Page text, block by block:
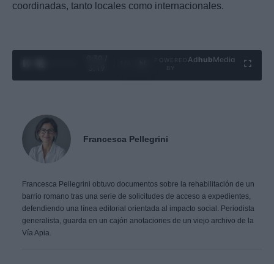
coordinadas, tanto locales como internacionales.
Ad hubMedia
Francesca Pellegrini
Francesca Pellegrini obtuvo documentos sobre la rehabilitación de un
barrio romano tras una serie de solicitudes de acceso a expedientes,
defendiendo una línea editorial orientada al impacto social. Periodista
generalista, guarda en un cajón anotaciones de un viejo archivo de la
Vía Apia.